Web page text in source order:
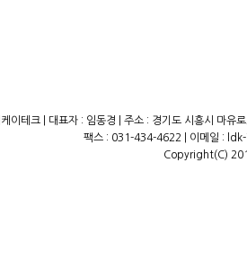
이테크 | 대표자 : 임동경 | 주소 : 경기도 시흥시 마
팩스 : 031-434-4622 | 이메일 :
Copyright(C)